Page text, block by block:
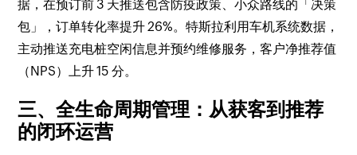
据，在预订前 3 天推送包含防疫政策、小众路线的「决策
包」，订单转化率提升 26%。特斯拉利用车机系统数据，
主动推送充电桩空闲信息并预约维修服务，客户净推荐值
（NPS）上升 15 分。
三、全生命周期管理：从获客到推荐
的闭环运营